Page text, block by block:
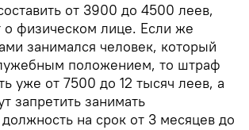
от 3900 до 4500 леев,
о физическом лице. Если же
занимался человек, который
положением, то штраф
уже от 7500 до 12 тысяч леев, а
запретить занимать
на срок от 3 месяцев до